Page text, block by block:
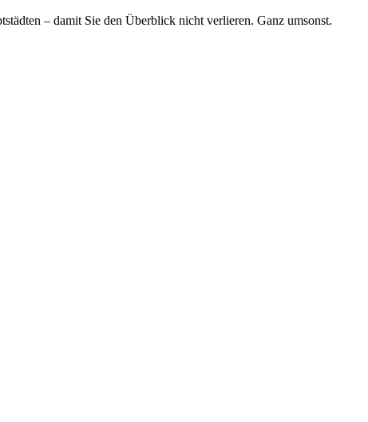
– damit Sie den Überblick nicht verlieren. Ganz umsonst.